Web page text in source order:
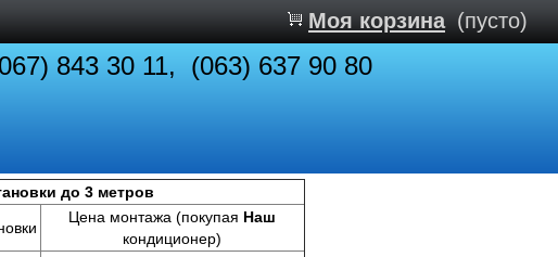
Моя корзина (пусто)
843 30 11, (063) 637 90 80
до 3 метров
Цена монтажа (покупая Наш
кондиционер)